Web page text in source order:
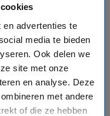
en advertenties te
media te bieden
Ook delen we
site met onze
en analyse. Deze
met andere
of die ze hebben
Zee, Vancouver
p.p.